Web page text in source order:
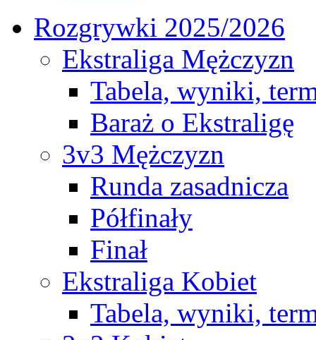
Rozgrywki 2025/2026
Ekstraliga Mężczyzn
Tabela, wyniki,
Baraż o Ekstraligę
3v3 Mężczyzn
Runda zasadnicza
Półfinały
Finał
Ekstraliga Kobiet
Tabela, wyniki,